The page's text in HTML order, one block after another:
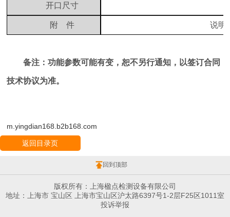
开口尺寸
附 件 说明
备注：功能参数可能有变，恕不另行通知，以签订合同
技术协议为准。
m.yingdian168.b2b168.com
返回目录页
回到顶部
版权所有：上海楹点检测设备有限公司
地址：上海市 宝山区 上海市宝山区沪太路6397号1-2层F25区1011室
投诉举报